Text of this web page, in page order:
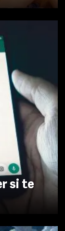
si te